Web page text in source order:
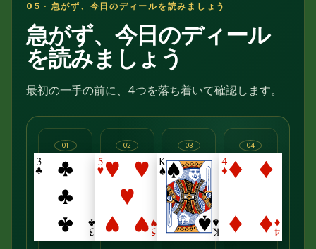
05 · 急がず、今日のディールを読みましょう
急がず、今日のディール
を読みましょう
最初の一手の前に、4つを落ち着いて確認します。
01 02 03 04